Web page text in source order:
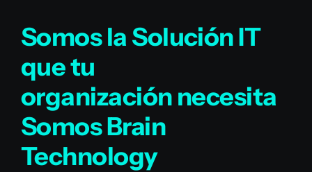
Somos la Solución IT
que tu
organización necesita
Somos Brain
Technology